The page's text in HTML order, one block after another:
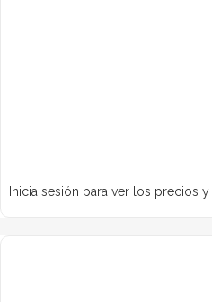
Inicia sesión para ver los precios